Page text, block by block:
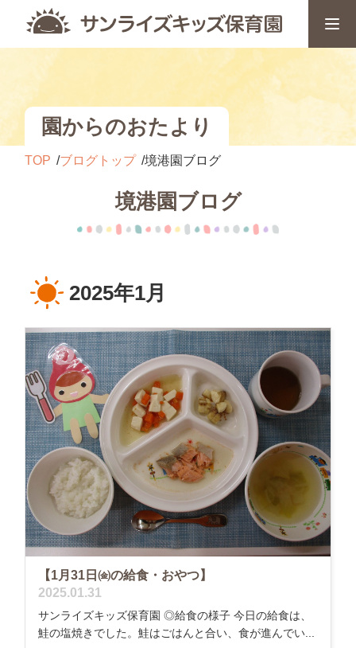
園からのおたより
TOP ブログトップ 境港園ブログ
境港園ブログ
2025年1月
【1月31日㈮の給食・おやつ】
2025.01.31
サンライズキッズ保育園 ◎給食の様子 今日の給食は、
鮭の塩焼きでした。鮭はごはんと合い、食が進んでい...